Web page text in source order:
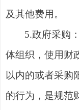
及其他费用。
5.政府采购
体组织，使用财
以内的或者采购
的行为，是规范